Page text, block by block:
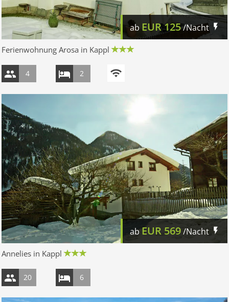
ab EUR125/Nacht
Ferienwohnung Arosa in Kappl
4 2
abEUR 569/Nacht
Annelies in Kappl
20 6